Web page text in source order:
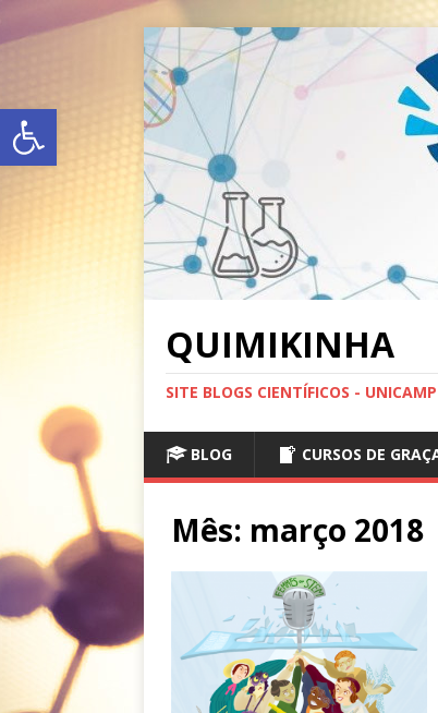
Abrir a barra de
QUIMIKINHA
SITE BLOGS CIENTÍFICOS -
BLOG CURSOS DE
Mês: março 2018